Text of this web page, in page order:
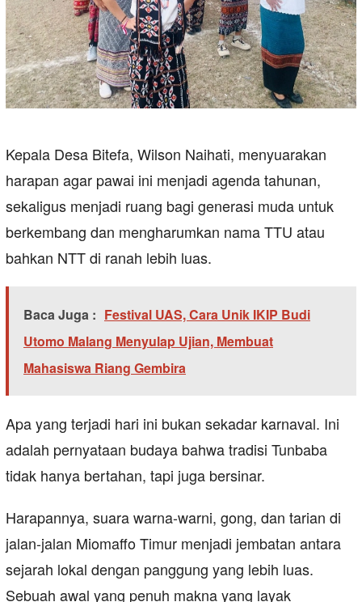
Kepala Desa Bitefa, Wilson Naihati, menyuarakan
harapan agar pawai ini menjadi agenda tahunan,
sekaligus menjadi ruang bagi generasi muda untuk
berkembang dan mengharumkan nama TTU atau
bahkan NTT di ranah lebih luas.
Baca Juga : Festival UAS, Cara Unik IKIP Budi
Utomo Malang Menyulap Ujian, Membuat
Mahasiswa Riang Gembira
Apa yang terjadi hari ini bukan sekadar karnaval. Ini
adalah pernyataan budaya bahwa tradisi Tunbaba
tidak hanya bertahan, tapi juga bersinar.
Harapannya, suara warna-warni, gong, dan tarian di
jalan-jalan Miomaffo Timur menjadi jembatan antara
sejarah lokal dengan panggung yang lebih luas.
Sebuah awal yang penuh makna yang layak